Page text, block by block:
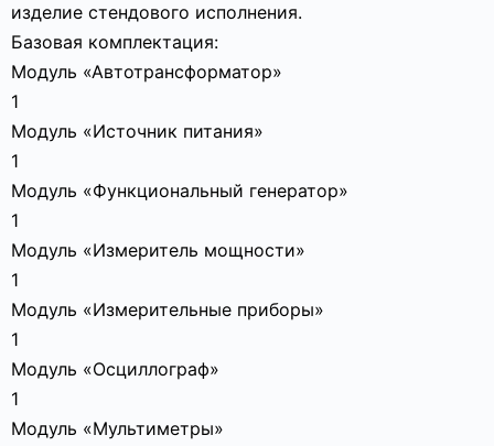
изделие стендового исполнения.
Базовая комплектация:
Модуль «Автотрансформатор»
1
Модуль «Источник питания»
1
Модуль «Функциональный генератор»
1
Модуль «Измеритель мощности»
1
Модуль «Измерительные приборы»
1
Модуль «Осциллограф»
1
Модуль «Мультиметры»